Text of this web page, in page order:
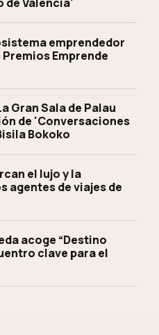
emprendedor
Emprende
Gran Sala de Palau
de 'Conversaciones
Bokoko
el lujo y la
agentes de viajes de
acoge “Destino
clave para el